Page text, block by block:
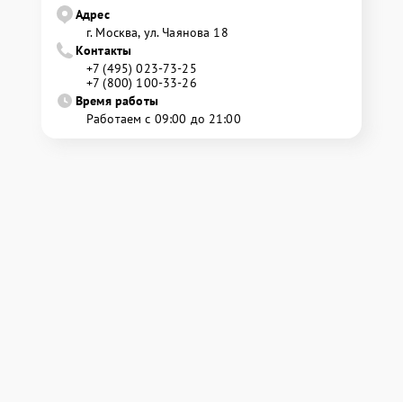
Адрес
г. Москва, ул. Чаянова 18
Контакты
+7 (495) 023-73-25
+7 (800) 100-33-26
Время работы
Работаем с 09:00 до 21:00